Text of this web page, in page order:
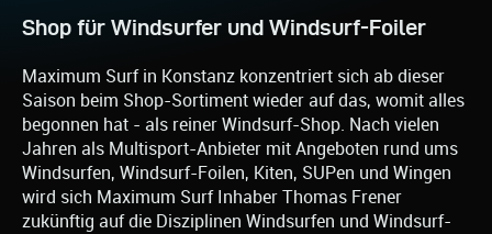
Shop für Windsurfer und Windsurf-Foiler
Maximum Surf in Konstanz konzentriert sich ab dieser
Saison beim Shop-Sortiment wieder auf das, womit alles
begonnen hat - als reiner Windsurf-Shop. Nach vielen
Jahren als Multisport-Anbieter mit Angeboten rund ums
Windsurfen, Windsurf-Foilen, Kiten, SUPen und Wingen
wird sich Maximum Surf Inhaber Thomas Frener
zukünftig auf die Disziplinen Windsurfen und Windsurf-